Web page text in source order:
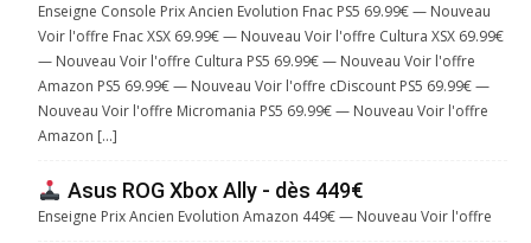
Enseigne Console Prix Ancien Evolution Fnac PS5 69.99€ — Nouveau
Voir l'offre Fnac XSX 69.99€ — Nouveau Voir l'offre Cultura XSX 69.99€
— Nouveau Voir l'offre Cultura PS5 69.99€ — Nouveau Voir l'offre
Amazon PS5 69.99€ — Nouveau Voir l'offre cDiscount PS5 69.99€ —
Nouveau Voir l'offre Micromania PS5 69.99€ — Nouveau Voir l'offre
Amazon […]
Asus ROG Xbox Ally - dès 449€
Enseigne Prix Ancien Evolution Amazon 449€ — Nouveau Voir l'offre